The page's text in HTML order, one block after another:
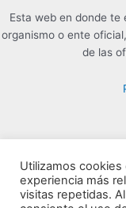
Esta web en donde
organismo o ente
de las
Contacto para
Copyright © 2026
Utilizamos
experiencia más
visitas repetidas.